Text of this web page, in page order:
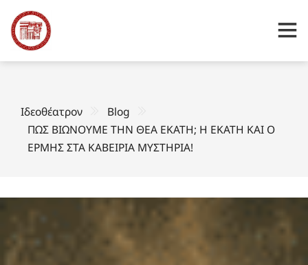
Ιδεοθέατρον
Blog
ΠΩΣ ΒΙΩΝΟΥΜΕ ΤΗΝ ΘΕΑ ΕΚΑΤΗ; Η ΕΚΑΤΗ ΚΑΙ Ο
ΕΡΜΗΣ ΣΤΑ ΚΑΒΕΙΡΙΑ ΜΥΣΤΗΡΙΑ!